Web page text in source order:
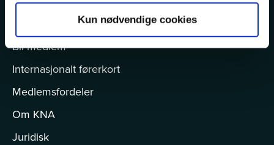
Kun nødvendige cookies
Bli medlem
Internasjonalt førerkort
Medlemsfordeler
Om KNA
Juridisk